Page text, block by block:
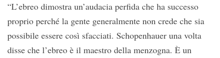
“L’ebreo dimostra un’audacia perfida che ha successo
proprio perché la gente generalmente non crede che sia
possibile essere così sfacciati. Schopenhauer una volta
disse che l’ebreo è il maestro della menzogna. È un